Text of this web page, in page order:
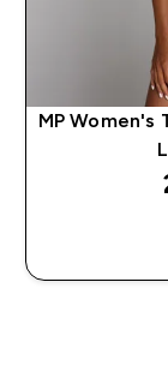
MP Women's